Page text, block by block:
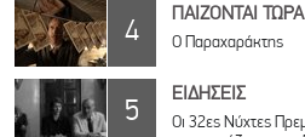
4 ΠΑΙΖΟΝΤΑΙ ΤΩΡΑ
Ο Παραχαράκτης
5 ΕΙΔΗΣΕΙΣ
Οι 32ες Νύχτες